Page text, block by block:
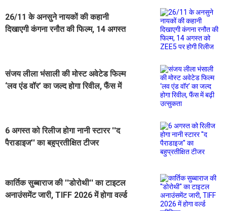
26/11 के अनसुने नायकों की कहानी
दिखाएगी कंगना रनौत की फिल्म, 14 अगस्त
संजय लीला भंसाली की मोस्ट अवेटेड फिल्म
‘लव एंड वॉर’ का जल्द होगा रिवील, फैंस में
6 अगस्त को रिलीज होगा नानी स्टारर ''द
पैराडाइज'' का बहुप्रतीक्षित टीजर
कार्तिक सुब्बाराज की ''डोरोथी'' का टाइटल
अनाउंसमेंट जारी, TIFF 2026 में होगा वर्ल्ड